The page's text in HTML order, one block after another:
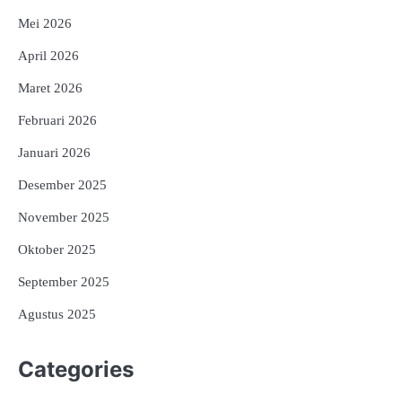
Mei 2026
April 2026
Maret 2026
Februari 2026
Januari 2026
Desember 2025
November 2025
Oktober 2025
September 2025
Agustus 2025
Categories